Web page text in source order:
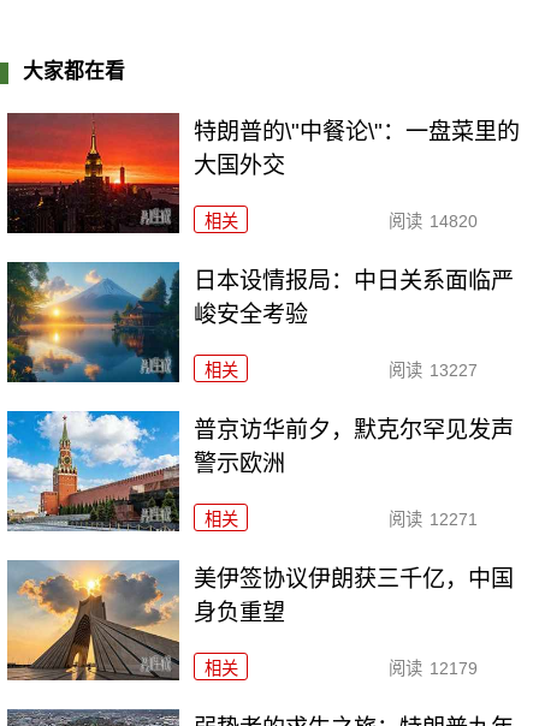
大家都在看
特朗普的\"中餐论\"：一盘菜里的
大国外交
相关 阅读 14820
日本设情报局：中日关系面临严
峻安全考验
相关 阅读 13227
普京访华前夕，默克尔罕见发声
警示欧洲
相关 阅读 12271
美伊签协议伊朗获三千亿，中国
身负重望
相关 阅读 12179